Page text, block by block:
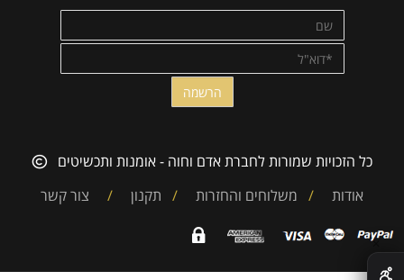
כל הזכויות שמורות לחברת אדם וחוה - אומנות ותכשיטים
אודות
/ משלוחים והחזרות / תקנון / צור קשר
✕